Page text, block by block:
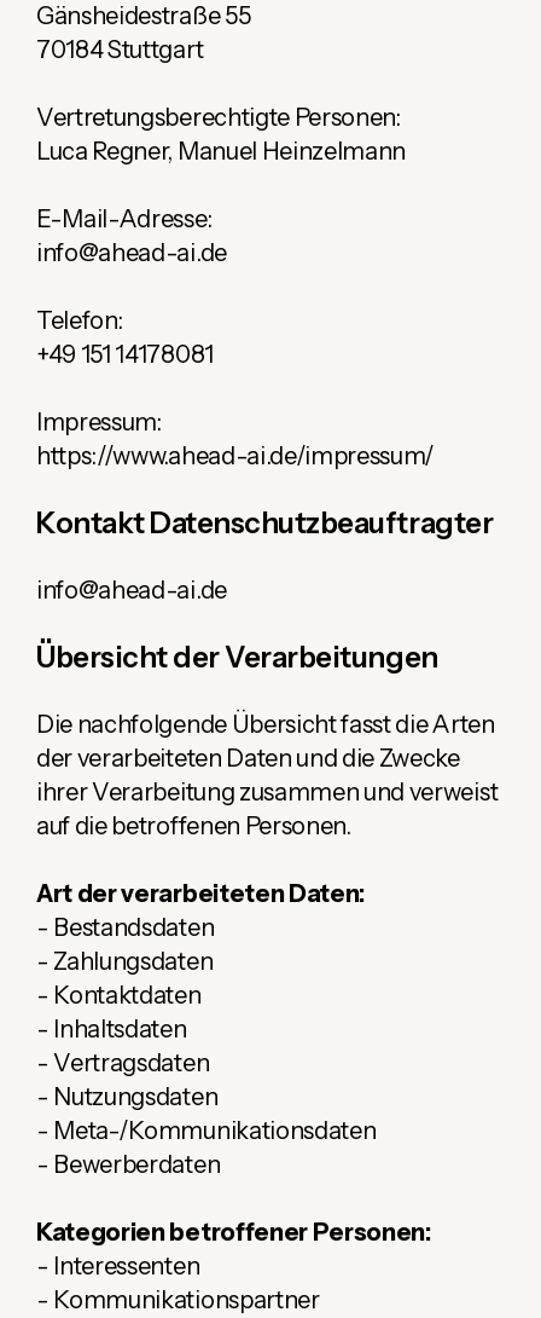
Gänsheidestraße 55
70184 Stuttgart
Vertretungsberechtigte Personen:
Luca Regner, Manuel Heinzelmann
E-Mail-Adresse:
info@ahead-ai.de
Telefon:
+49 151 14178081
Impressum:
https://www.ahead-ai.de/impressum/
Kontakt Datenschutzbeauftragter
info@ahead-ai.de
Übersicht der Verarbeitungen
Die nachfolgende Übersicht fasst die Arten
der verarbeiteten Daten und die Zwecke
ihrer Verarbeitung zusammen und verweist
auf die betroffenen Personen.
Art der verarbeiteten Daten:
- Bestandsdaten
- Zahlungsdaten
- Kontaktdaten
- Inhaltsdaten
- Vertragsdaten
- Nutzungsdaten
- Meta-/Kommunikationsdaten
- Bewerberdaten
Kategorien betroffener Personen:
- Interessenten
- Kommunikationspartner